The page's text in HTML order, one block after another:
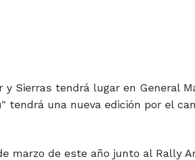
Sierras tendrá lugar en General
tendrá una nueva edición por el
marzo de este año junto al Rally